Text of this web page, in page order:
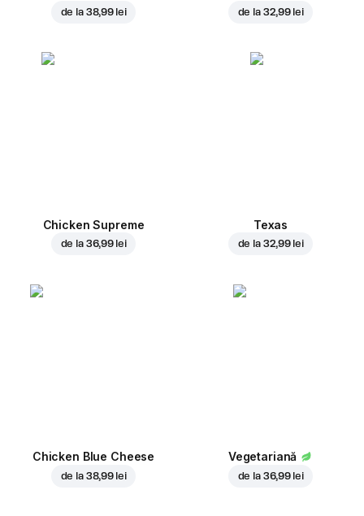
de la 38,99 lei de la 32,99 lei
Chicken Supreme
de la 36,99 lei
Texas
de la 32,99 lei
Chicken Blue Cheese
de la 38,99 lei
Vegetariană
de la 36,99 lei